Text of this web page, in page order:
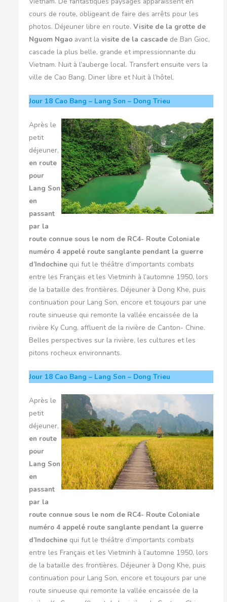
cours de route, obligeant de faire des arrêts pour les
photos. Déjeuner libre en route.Visite de la grotte de
Nguom Ngao avant lavisite de la cascade de Ban Gioc,
cascade la plus belle, grande et impressionnante du
Vietnam. Nuit à l’auberge local. Transfert ensuite vers la
ville de Cao Bang. Diner libre et Nuit à l’hôtel.
Jour 18 Cao Bang – Lang Son – Dong Trieu
Après le
petit
déjeuner,
en route
pour
Lang Son
en
passant
par la
route connue sous le nom de RC4- Route Coloniale
numéro 4 appelé route sanglante pendant la guerre
d’Indochine qui fut le théâtre d’importants combats
entre les Français et les Vietminh à l’automne 1950, lors
de la bataille des frontières. Déjeuner à Dong Khe, puis
continuation pour Lang Son, encore et toujours par une
route sinueuse qui remonte la vallée encaissée de la
rivière Ky Cung, affluent de la rivière de Canton- Chine.
Belles perspectives sur la rivière, les cultures et les
pitons rocheux environnants.
Jour 18 Cao Bang – Lang Son – Dong Trieu
Après le
petit
déjeuner,
en route
pour
Lang Son
en
passant
par la
route connue sous le nom de RC4- Route Coloniale
numéro 4 appelé route sanglante pendant la guerre
d’Indochine qui fut le théâtre d’importants combats
entre les Français et les Vietminh à l’automne 1950, lors
de la bataille des frontières. Déjeuner à Dong Khe, puis
continuation pour Lang Son, encore et toujours par une
route sinueuse qui remonte la vallée encaissée de la